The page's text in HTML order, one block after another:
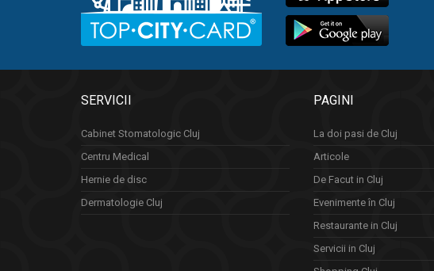
SERVICII
Cabinet Stomatologic Cluj
Centru Medical
Hernie de disc
Dermatologie Cluj
PAGINI
La doi pasi de Cluj
Articole
De Facut in Cluj
Evenimente în Cluj
Restaurante in Cluj
Servicii in Cluj